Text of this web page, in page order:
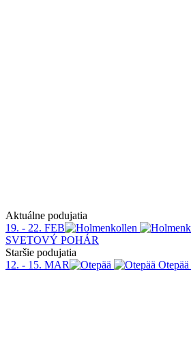
Aktuálne podujatia
19. - 22. FEB
SVETOVÝ POHÁR
Staršie podujatia
12. - 15. MAR
Otepää